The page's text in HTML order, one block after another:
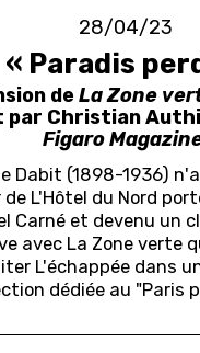
28/04/23
« Paradis
deLa Zone
par Christian
Figaro
Dabit (1898-1936)
L'Hôtel du Nord
Carné et devenu un
avec La Zone verte
L'échappée dans
dédiée au "Paris